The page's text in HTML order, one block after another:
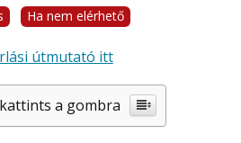
Ha nem elérhető
útmutató itt
a gombra